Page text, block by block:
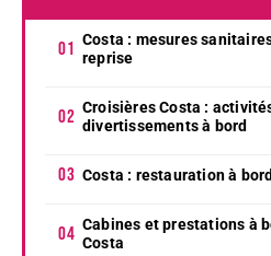
Costa : mesures
reprise
Croisières Costa :
divertissements à bord
Costa : restauration à
Cabines et prestations à
Costa